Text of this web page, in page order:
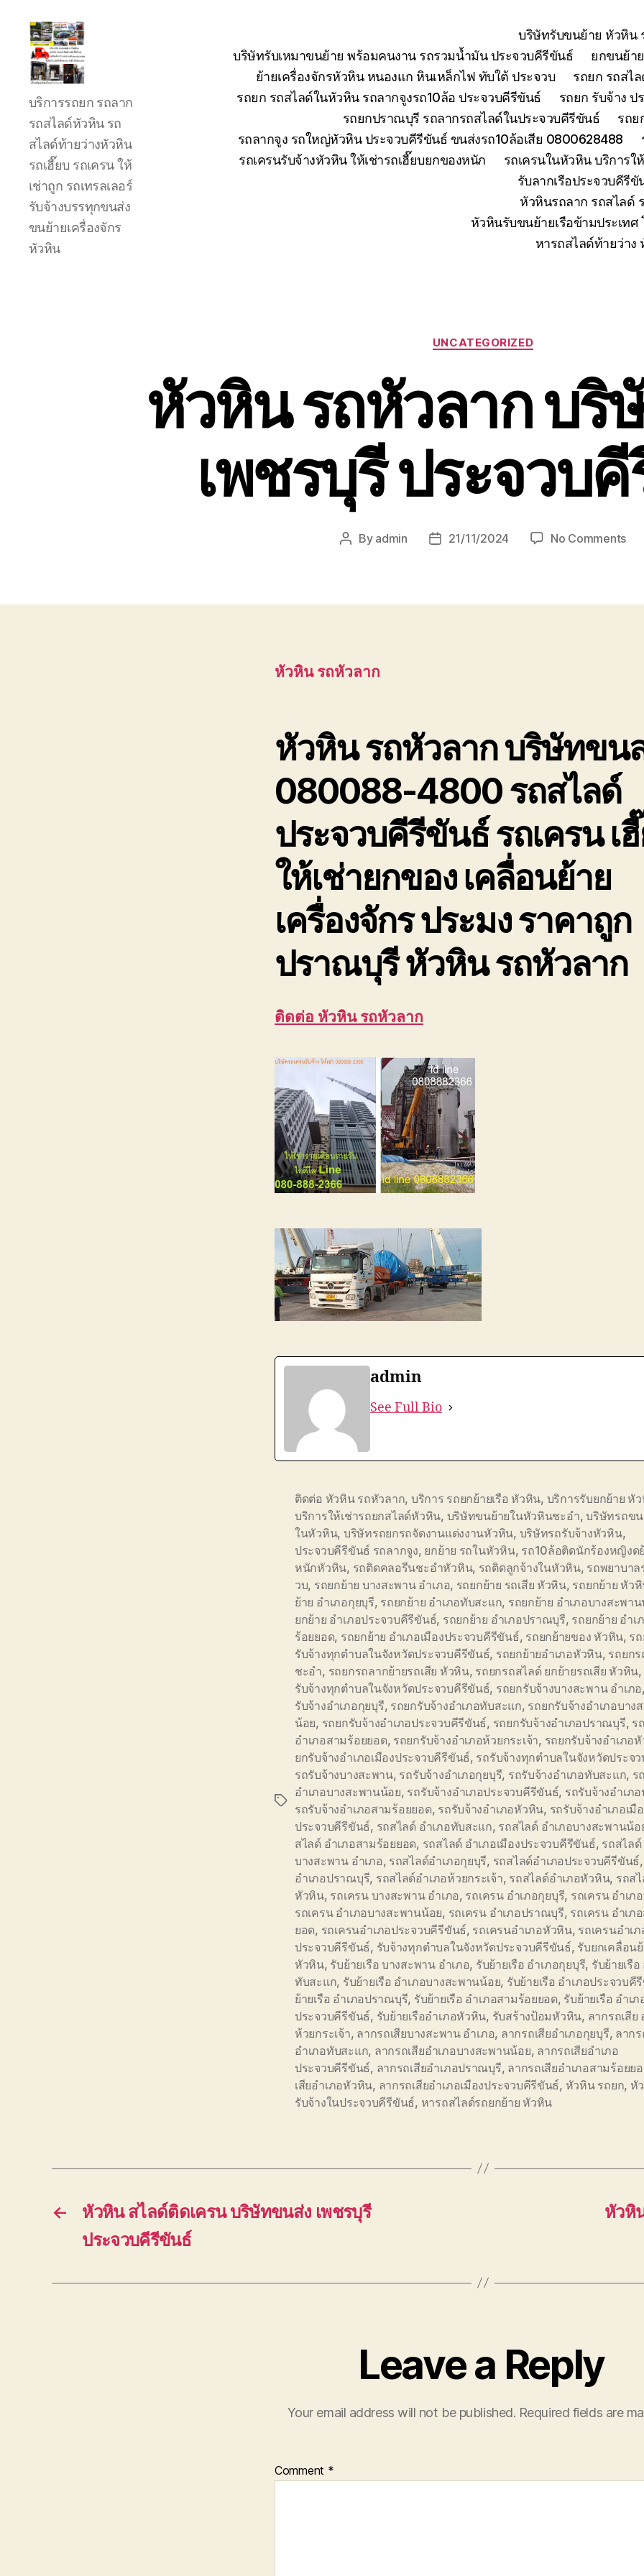
ลาก
รถ
สไลด์
เขต
หัวหิน
24
ชั่วโมง
ติดต่อ
โทร
บริการรถยก รถลาก
รถสไลด์หัวหิน รถ
สไลด์ท้ายว่างหัวหิน
รถเฮี๊ยบ รถเครน ให้
เช่าถูก รถเทรลเลอร์
รับจ้างบรรทุกขนส่ง
ขนย้ายเครื่องจักร
หัวหิน
บริษัทรับขนย้าย หัวหิน
บริษัทรับเหมาขนย้าย พร้อมคนงาน รถรวมน้ำมัน ประจวบคีรีขันธ์
ยกขนย้า
ย้ายเครื่องจักรหัวหิน หนองแก หินเหล็กไฟ ทับใต้ ประจวบ
รถยก รถสไ
รถยก รถสไลด์ในหัวหิน รถลากจูงรถ10ล้อ ประจวบคีรีขันธ์
รถยก รับจ้าง ป
รถยกปราณบุรี รถลากรถสไลด์ในประจวบคีรีขันธ์
รถย
รถลากจูง รถใหญ่หัวหิน ประจวบคีรีขันธ์ ขนส่งรถ10ล้อเสีย 0800628488
รถเครนรับจ้างหัวหิน ให้เช่ารถเฮี๊ยบยกของหนัก
รถเครนในหัวหิน บริการ
รับลากเรือประจวบคีรี
หัวหินรถลาก รถสไลด์
หัวหินรับขนย้ายเรือข้ามประเท
หารถสไลด์ท้ายว่า
Categories
UNCATEGORIZED
หัวหิน รถหัวลาก บริ
เพชรบุรี ประจวบ
Post
By admin
Post21/11/2024 No Commentson
ลา
หัวหิน รถหัวลาก
หัวหิน รถหัวลาก บริษัทขน
080088-4800 รถสไลด์
ประจวบคีรีขันธ์ รถเครน เ
ให้เช่ายกของ เคลื่อนย้าย
เครื่องจักร ประมง ราคาถูก
ปราณบุรี หัวหิน รถหัวลาก
ติดต่อ หัวหิน รถหัวลาก
admin
See Full Bio
Tags
ติดต่อ หัวหิน รถหัวลาก, บริการ รถยกย้ายเรือ หัวหิน, บริการรับยกย้าย หั
บริการให้เช่ารถยกสไลด์หัวหิน, บริษัทขนย้ายในหัวหินชะอำ,บริษัทรถข
ในหัวหิน, บริษัทรถยกรถจัดงานแต่งงานหัวหิน, บริษัทรถรับจ้างหัวหิน,
ประจวบคีรีขันธ์ รถลากจูง, ยกย้าย รถในหัวหิน, รถ10ล้อติดนักร้องหญิงด
หนักหัวหิน, รถติดคลอรีนชะอำหัวหิน, รถติดลูกจ้างในหัวหิน, รถพยาบาล
วบ, รถยกย้าย บางสะพาน อำเภอ, รถยกย้าย รถเสีย หัวหิน, รถยกย้าย หัว
ย้าย อำเภอกุยบุรี, รถยกย้าย อำเภอทับสะแก, รถยกย้าย อำเภอบางสะพา
ยกย้าย อำเภอประจวบคีรีขันธ์, รถยกย้าย อำเภอปราณบุรี, รถยกย้าย อำเ
ร้อยยอด, รถยกย้าย อำเภอเมืองประจวบคีรีขันธ์, รถยกย้ายของ หัวหิน, ร
รับจ้างทุกตำบลในจังหวัดประจวบคีรีขันธ์, รถยกย้ายอำเภอหัวหิน, รถยกร
ชะอำ, รถยกรถลากย้ายรถเสีย หัวหิน, รถยกรถสไลด์ ยกย้ายรถเสีย หัวหิน,
รับจ้างทุกตำบลในจังหวัดประจวบคีรีขันธ์, รถยกรับจ้างบางสะพาน อำเภอ,
รับจ้างอำเภอกุยบุรี, รถยกรับจ้างอำเภอทับสะแก, รถยกรับจ้างอำเภอบาง
น้อย, รถยกรับจ้างอำเภอประจวบคีรีขันธ์, รถยกรับจ้างอำเภอปราณบุรี, ร
อำเภอสามร้อยยอด, รถยกรับจ้างอำเภอห้วยกระเจ้า, รถยกรับจ้างอำเภอ
ยกรับจ้างอำเภอเมืองประจวบคีรีขันธ์, รถรับจ้างทุกตำบลในจังหวัดประจ
รถรับจ้างบางสะพาน, รถรับจ้างอำเภอกุยบุรี, รถรับจ้างอำเภอทับสะแก, ร
อำเภอบางสะพานน้อย, รถรับจ้างอำเภอประจวบคีรีขันธ์, รถรับจ้างอำเภ
รถรับจ้างอำเภอสามร้อยยอด, รถรับจ้างอำเภอหัวหิน, รถรับจ้างอำเภอเมื
ประจวบคีรีขันธ์, รถสไลด์ อำเภอทับสะแก, รถสไลด์ อำเภอบางสะพานน้อ
สไลด์ อำเภอสามร้อยยอด, รถสไลด์ อำเภอเมืองประจวบคีรีขันธ์, รถสไลด์
บางสะพาน อำเภอ, รถสไลด์อำเภอกุยบุรี, รถสไลด์อำเภอประจวบคีรีขันธ์,
อำเภอปราณบุรี, รถสไลด์อำเภอห้วยกระเจ้า, รถสไลด์อำเภอหัวหิน, รถส
หัวหิน, รถเครน บางสะพาน อำเภอ, รถเครน อำเภอกุยบุรี, รถเครน อำเภ
รถเครน อำเภอบางสะพานน้อย, รถเครน อำเภอปราณบุรี, รถเครน อำเภ
ยอด, รถเครนอำเภอประจวบคีรีขันธ์, รถเครนอำเภอหัวหิน, รถเครนอำเภ
ประจวบคีรีขันธ์, รับจ้างทุกตำบลในจังหวัดประจวบคีรีขันธ์, รับยกเคลื่อน
หัวหิน, รับย้ายเรือ บางสะพาน อำเภอ, รับย้ายเรือ อำเภอกุยบุรี, รับย้ายเรือ
ทับสะแก, รับย้ายเรือ อำเภอบางสะพานน้อย, รับย้ายเรือ อำเภอประจวบคี
ย้ายเรือ อำเภอปราณบุรี, รับย้ายเรือ อำเภอสามร้อยยอด, รับย้ายเรือ อำเภ
ประจวบคีรีขันธ์, รับย้ายเรืออำเภอหัวหิน, รับสร้างป้อมหัวหิน, ลากรถเสีย
ห้วยกระเจ้า, ลากรถเสียบางสะพาน อำเภอ, ลากรถเสียอำเภอกุยบุรี, ลากร
อำเภอทับสะแก, ลากรถเสียอำเภอบางสะพานน้อย, ลากรถเสียอำเภอ
ประจวบคีรีขันธ์, ลากรถเสียอำเภอปราณบุรี, ลากรถเสียอำเภอสามร้อยย
เสียอำเภอหัวหิน, ลากรถเสียอำเภอเมืองประจวบคีรีขันธ์, หัวหิน รถยก, หั
รับจ้างในประจวบคีรีขันธ์, หารถสไลด์รถยกย้าย หัวหิน
←
หัวหิน สไลด์ติดเครน บริษัทขนส่ง เพชรบุรี
ประจวบคีรีขันธ์
หัวหิ
Leave a Reply
Your email address will not be published. Required fields are
Comment *